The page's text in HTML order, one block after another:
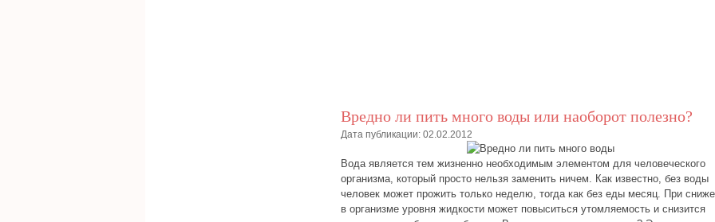
Вредно ли пить много воды или наоборот полезно?
Дата публикации: 02.02.2012
Вода является тем жизненно необходимым элементом для человеческого
организма, который просто нельзя заменить ничем. Как известно, без воды
человек может прожить только неделю, тогда как без еды месяц. При
в организме уровня жидкости может повыситься утомляемость и снизится